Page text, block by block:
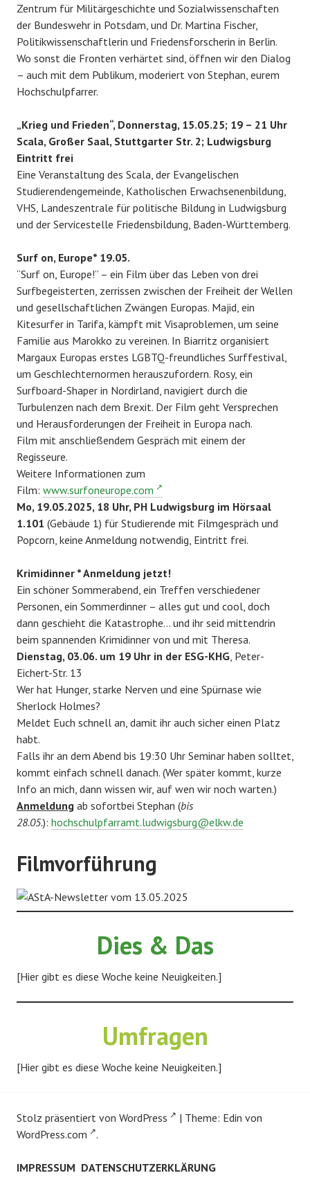
Zentrum für Militärgeschichte und Sozialwissenschaften
der Bundeswehr in Potsdam, und Dr. Martina Fischer,
Politikwissenschaftlerin und Friedensforscherin in Berlin.
Wo sonst die Fronten verhärtet sind, öffnen wir den Dialog
– auch mit dem Publikum, moderiert von Stephan, eurem
Hochschulpfarrer.
„Krieg und Frieden“, Donnerstag, 15.05.25; 19 – 21 Uhr
Scala, Großer Saal, Stuttgarter Str. 2; Ludwigsburg
Eintritt frei
Eine Veranstaltung des Scala, der Evangelischen
Studierendengemeinde, Katholischen Erwachsenenbildung,
VHS, Landeszentrale für politische Bildung in Ludwigsburg
und der Servicestelle Friedensbildung, Baden-Württemberg.
Surf on, Europe* 19.05.
“Surf on, Europe!” – ein Film über das Leben von drei
Surfbegeisterten, zerrissen zwischen der Freiheit der Wellen
und gesellschaftlichen Zwängen Europas. Majid, ein
Kitesurfer in Tarifa, kämpft mit Visaproblemen, um seine
Familie aus Marokko zu vereinen. In Biarritz organisiert
Margaux Europas erstes LGBTQ-freundliches Surffestival,
um Geschlechternormen herauszufordern. Rosy, ein
Surfboard-Shaper in Nordirland, navigiert durch die
Turbulenzen nach dem Brexit. Der Film geht Versprechen
und Herausforderungen der Freiheit in Europa nach.
Film mit anschließendem Gespräch mit einem der
Regisseure.
Weitere Informationen zum
Film: www.surfoneurope.com
Mo, 19.05.2025, 18 Uhr, PH Ludwigsburg im Hörsaal
1.101 (Gebäude 1) für Studierende mit Filmgespräch und
Popcorn, keine Anmeldung notwendig, Eintritt frei.
Krimidinner * Anmeldung jetzt!
Ein schöner Sommerabend, ein Treffen verschiedener
Personen, ein Sommerdinner – alles gut und cool, doch
dann geschieht die Katastrophe… und ihr seid mittendrin
beim spannenden Krimidinner von und mit Theresa.
Dienstag, 03.06. um 19 Uhr in der ESG-KHG, Peter-
Eichert-Str. 13
Wer hat Hunger, starke Nerven und eine Spürnase wie
Sherlock Holmes?
Meldet Euch schnell an, damit ihr auch sicher einen Platz
habt.
Falls ihr an dem Abend bis 19:30 Uhr Seminar haben solltet,
kommt einfach schnell danach. (Wer später kommt, kurze
Info an mich, dann wissen wir, auf wen wir noch warten.)
Anmeldung ab sofortbei Stephan (bis
28.05.): hochschulpfarramt.ludwigsburg@elkw.de
Filmvorführung
Dies & Das
[Hier gibt es diese Woche keine Neuigkeiten.]
Umfragen
[Hier gibt es diese Woche keine Neuigkeiten.]
Stolz präsentiert von WordPress | Theme: Edin von
WordPress.com
.
IMPRESSUM DATENSCHUTZERKLÄRUNG